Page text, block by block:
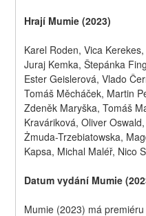
Hrají Mumie (2023)
Karel Roden, Vica
Juraj Kemka, Štepánka
Ester Geislerová, Vlado
Tomáš Měcháček, Martin
Zdeněk Maryška, Tomáš
Kraváriková, Oliver
Żmuda-Trzebiatowska,
Kapsa, Michal Maléř, Nico
Datum vydání Mumie
Mumie (2023) má